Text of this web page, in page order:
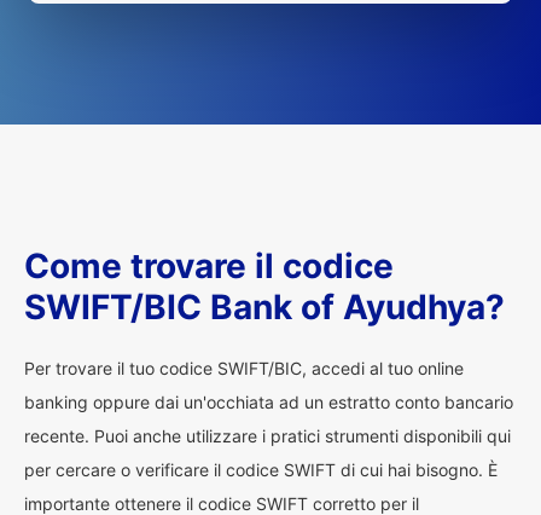
Come trovare il codice
SWIFT/BIC Bank of Ayudhya?
Per trovare il tuo codice SWIFT/BIC, accedi al tuo online
banking oppure dai un'occhiata ad un estratto conto bancario
recente. Puoi anche utilizzare i pratici strumenti disponibili qui
per cercare o verificare il codice SWIFT di cui hai bisogno. È
importante ottenere il codice SWIFT corretto per il